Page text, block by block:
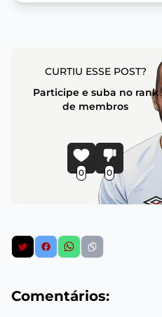
CURTIU ESSE POST?
Participe e suba no rank
de membros
0 0
Comentários: